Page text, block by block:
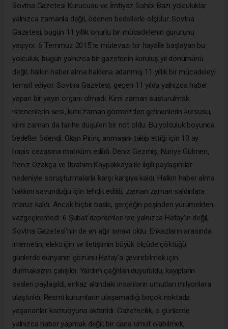
Sovtna Gazetesi Kurucusu ve İmtiyaz Sahibi Bazı yolculuklar
yalnızca zamanla değil, ödenen bedellerle ölçülür. Sovtna
Gazetesi, bugün 11 yıllık onurlu bir mücadelenin gururunu
yaşıyor. 6 Temmuz 2015'te mütevazı bir hayalle başlayan bu
yolculuk, bugün yalnızca bir gazetenin kuruluş yıl dönümünü
değil; halkın haber alma hakkına adanmış 11 yıllık bir mücadeleyi
temsil ediyor. Sovtna Gazetesi, geçen 11 yılda yalnızca haber
yapan bir yayın organı olmadı. Kimi zaman susturulmak
istenenlerin sesi, kimi zaman görmezden gelinenlerin kürsüsü,
kimi zaman da tarihe düşülen bir not oldu. Bu yolculuk boyunca
bedeller ödendi. Okan Pirinç anmasını takip ettiği için 10 ay
hapis cezasına mahkûm edildi. Deniz Gezmiş, Nuriye Gülmen,
Deniz Özakça ve İbrahim Kaypakkaya ile ilgili paylaşımlar
nedeniyle soruşturmalarla karşı karşıya kaldı. Halkın haber alma
hakkını savunduğu için tehdit edildi, zaman zaman saldırılara
maruz kaldı. Ancak hiçbir baskı, gerçeğin peşinden yürümekten
vazgeçiremedi. 6 Şubat depremleri ise yalnızca Hatay'ın değil,
Sovtna Gazetesi'nin de en ağır sınavı oldu. Enkazların arasında
internetin, elektriğin ve iletişimin büyük ölçüde çöktüğü
günlerde dünyanın gözünü Hatay'a çevirebilmek için
durmaksızın çalışıldı. Yardım çağrıları duyuruldu, kayıpların
sesleri paylaşıldı, enkaz altındaki insanların umutları milyonlara
ulaştırıldı. Resmî kurumların ulaşamadığı birçok noktada
yaşananlar kamuoyuna aktarıldı. Gazetecilik, o günlerde
yalnızca haber yapmak değil; bir cana umut olabilmek,